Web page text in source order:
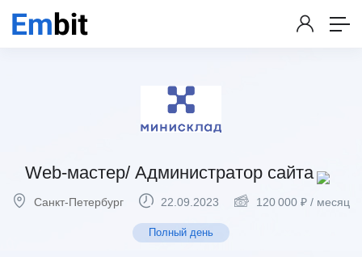
Web-мастер/ Администратор сайта
Санкт-Петербург 22.09.2023 120 000 ₽ / месяц
Полный день